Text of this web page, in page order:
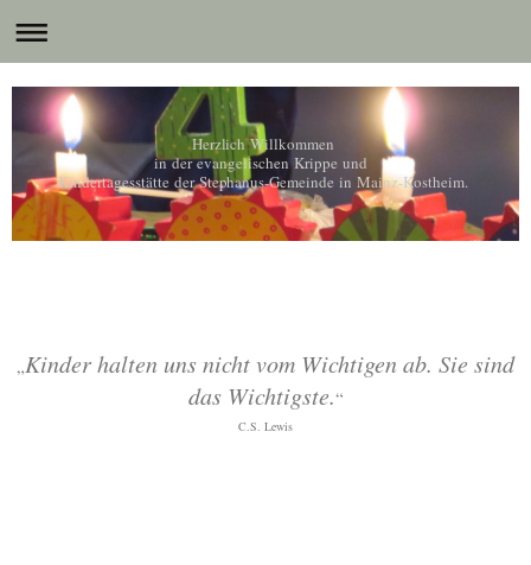
Herzlich Willkommen
in der evangelischen Krippe und
Kindertagesstätte der Stephanus-Gemeinde in Mainz-Kostheim.
„Kinder halten uns nicht vom Wichtigen ab. Sie sind
das Wichtigste.“
C.S. Lewis